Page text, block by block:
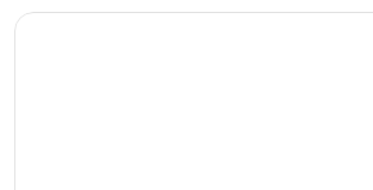
Grand Hotel Resort Ma&Ma - Adults Only